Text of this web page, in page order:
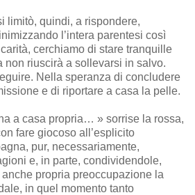
limitò, quindi, a rispondere,
l’intera parentesi così
cerchiamo di stare tranquille
non riuscirà a sollevarsi in salvo.
Nella speranza di concludere
e di riportare a casa la pelle.
a casa propria… » sorrise la rossa,
fare giocoso all’esplicito
pur, necessariamente,
e, in parte, condividendole,
anche propria preoccupazione la
in quel momento tanto